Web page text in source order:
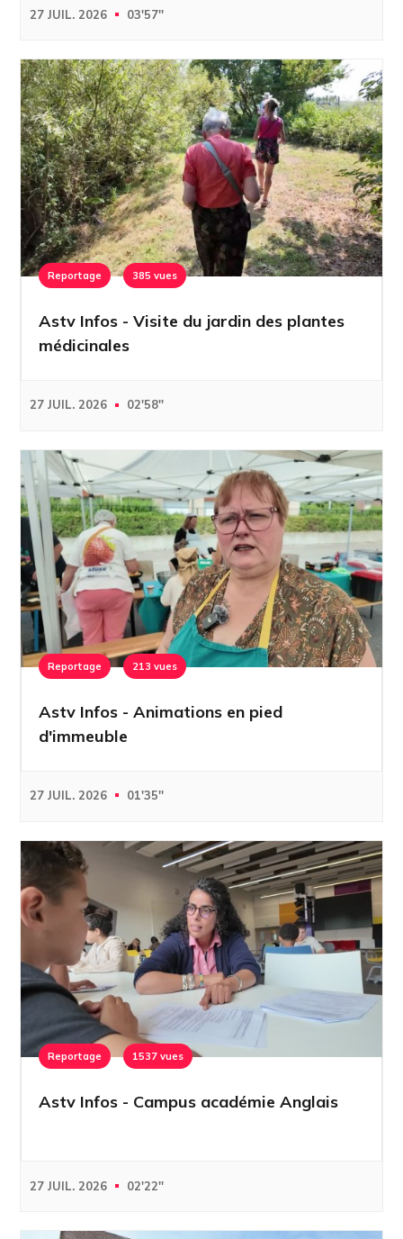
27 JUIL. 2026 03'57''
Reportage 385 vues
Astv Infos - Visite du jardin des plantes
médicinales
27 JUIL. 2026 02'58''
Reportage 213 vues
Astv Infos - Animations en pied
d'immeuble
27 JUIL. 2026 01'35''
Reportage 1537 vues
Astv Infos - Campus académie Anglais
27 JUIL. 2026 02'22''